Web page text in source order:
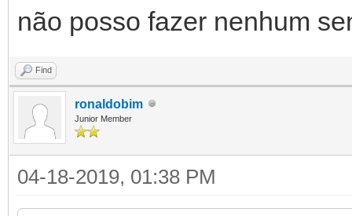
não posso fazer nenhum
Find
ronaldobim
Junior Member
04-18-2019, 01:38 PM